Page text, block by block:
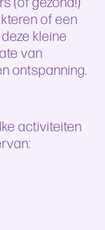
of een
kleine
van
ontspanning.
activiteiten